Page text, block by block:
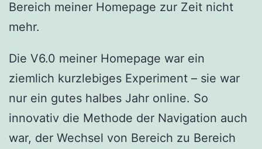
Bereich meiner Homepage zur Zeit nicht
mehr.
Die V6.0 meiner Homepage war ein
ziemlich kurzlebiges Experiment – sie war
nur ein gutes halbes Jahr online. So
innovativ die Methode der Navigation auch
war, der Wechsel von Bereich zu Bereich